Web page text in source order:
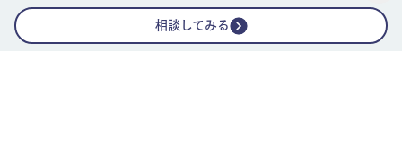
相談してみる